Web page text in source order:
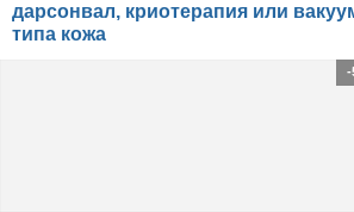
дарсонвал, криотерапия или
типа кожа
-